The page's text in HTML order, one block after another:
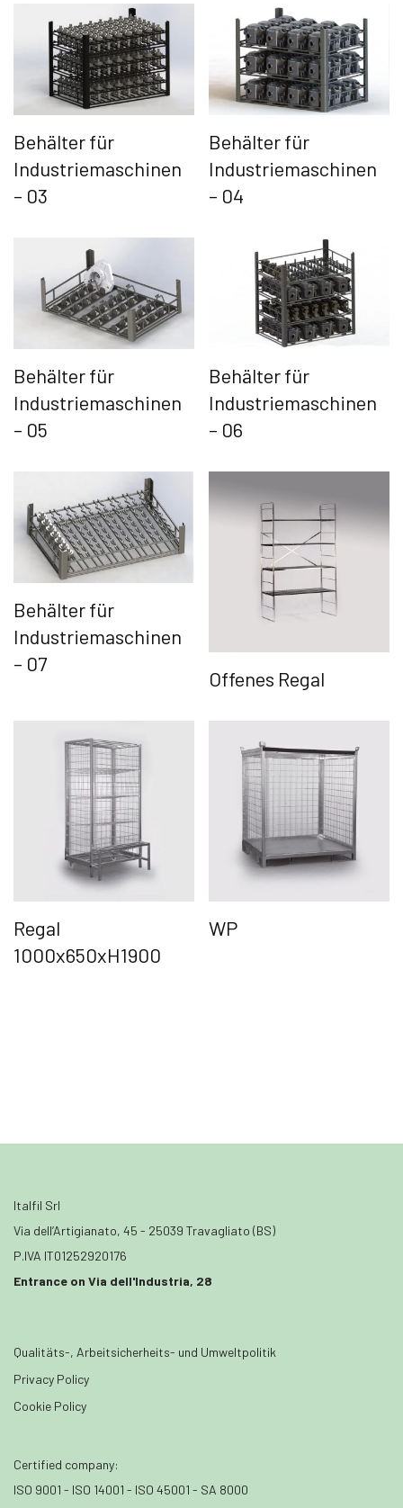
Behälter für
Industriemaschinen
– 03
Behälter für
Industriemaschinen
– 04
Behälter für
Industriemaschinen
– 05
Behälter für
Industriemaschinen
– 06
Behälter für
Industriemaschinen
– 07
Offenes Regal
Regal
1000x650xH1900
WP
Italfil Srl
Via dell’Artigianato, 45 - 25039 Travagliato (BS)
P.IVA IT01252920176
Entrance on Via dell'Industria, 28
Qualitäts-, Arbeitsicherheits- und Umweltpolitik
Privacy Policy
Cookie Policy
Certified company:
ISO 9001 - ISO 14001 - ISO 45001 - SA 8000